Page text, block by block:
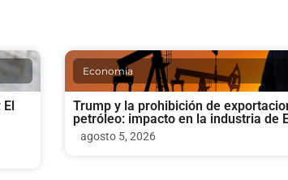
El
Economia
Trump y la prohibición de
petróleo: impacto en la industria de
agosto 5, 2026